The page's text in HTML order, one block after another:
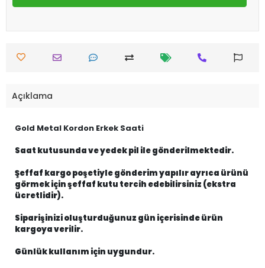
Açıklama
Gold Metal Kordon Erkek Saati
Saat kutusunda ve yedek pil ile gönderilmektedir.
Şeffaf kargo poşetiyle gönderim yapılır ayrıca ürünü
görmek için şeffaf kutu tercih edebilirsiniz (ekstra
ücretlidir).
Siparişinizi oluşturduğunuz gün içerisinde ürün
kargoya verilir.
Günlük kullanım için uygundur.